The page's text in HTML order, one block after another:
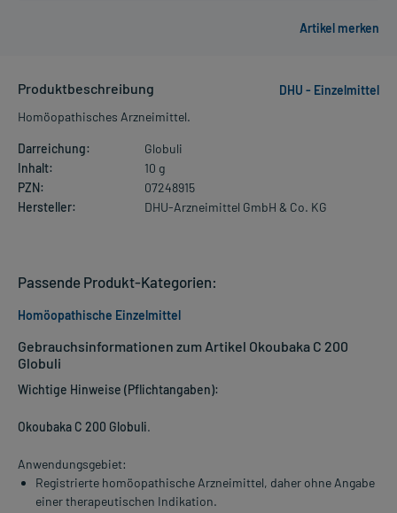
Produktbeschreibung
DHU - Einzelmittel
Homöopathisches Arzneimittel.
Darreichung:
Globuli
Inhalt:
10 g
PZN:
07248915
Hersteller:
DHU-Arzneimittel GmbH & Co. KG
Gebrauchsinformationen zum Artikel Okoubaka C 200
Globuli
Wichtige Hinweise (Pflichtangaben):
Okoubaka C 200 Globuli.
Anwendungsgebiet:
Registrierte homöopathische Arzneimittel, daher ohne Angabe
einer therapeutischen Indikation.
Passende Produkt-Kategorien:
Homöopathische Einzelmittel